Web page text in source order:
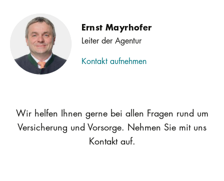
Ernst Mayrhofer
Leiter der Agentur
Kontakt aufnehmen
Wir helfen Ihnen gerne bei allen Fragen rund um
Versicherung und Vorsorge. Nehmen Sie mit uns
Kontakt auf.